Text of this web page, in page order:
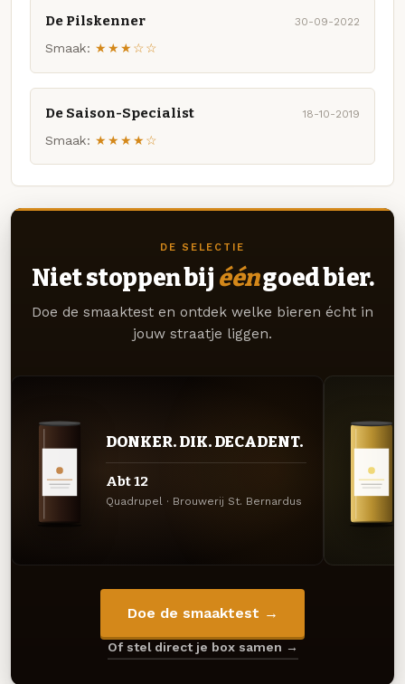
De Pilskenner 30-09-2022
Smaak: ★★★☆☆
De Saison-Specialist 18-10-2019
Smaak: ★★★★☆
DE SELECTIE
Niet stoppen bij ééngoed bier.
Doe de smaaktest en ontdek welke bieren écht in
jouw straatje liggen.
DONKER. DIK. DECADENT.
Abt 12
Quadrupel · Brouwerij St. Bernardus
Doe de smaaktest →
Of stel direct je box samen →